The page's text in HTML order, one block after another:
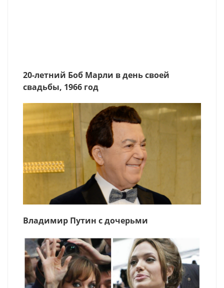
20-летний Боб Марли в день своей
свадьбы, 1966 год
Владимир Путин с дочерьми